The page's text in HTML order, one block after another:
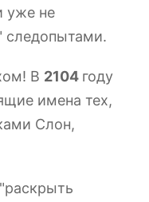
уже не
следопытами.
В 2104 году
имена тех,
Слон,